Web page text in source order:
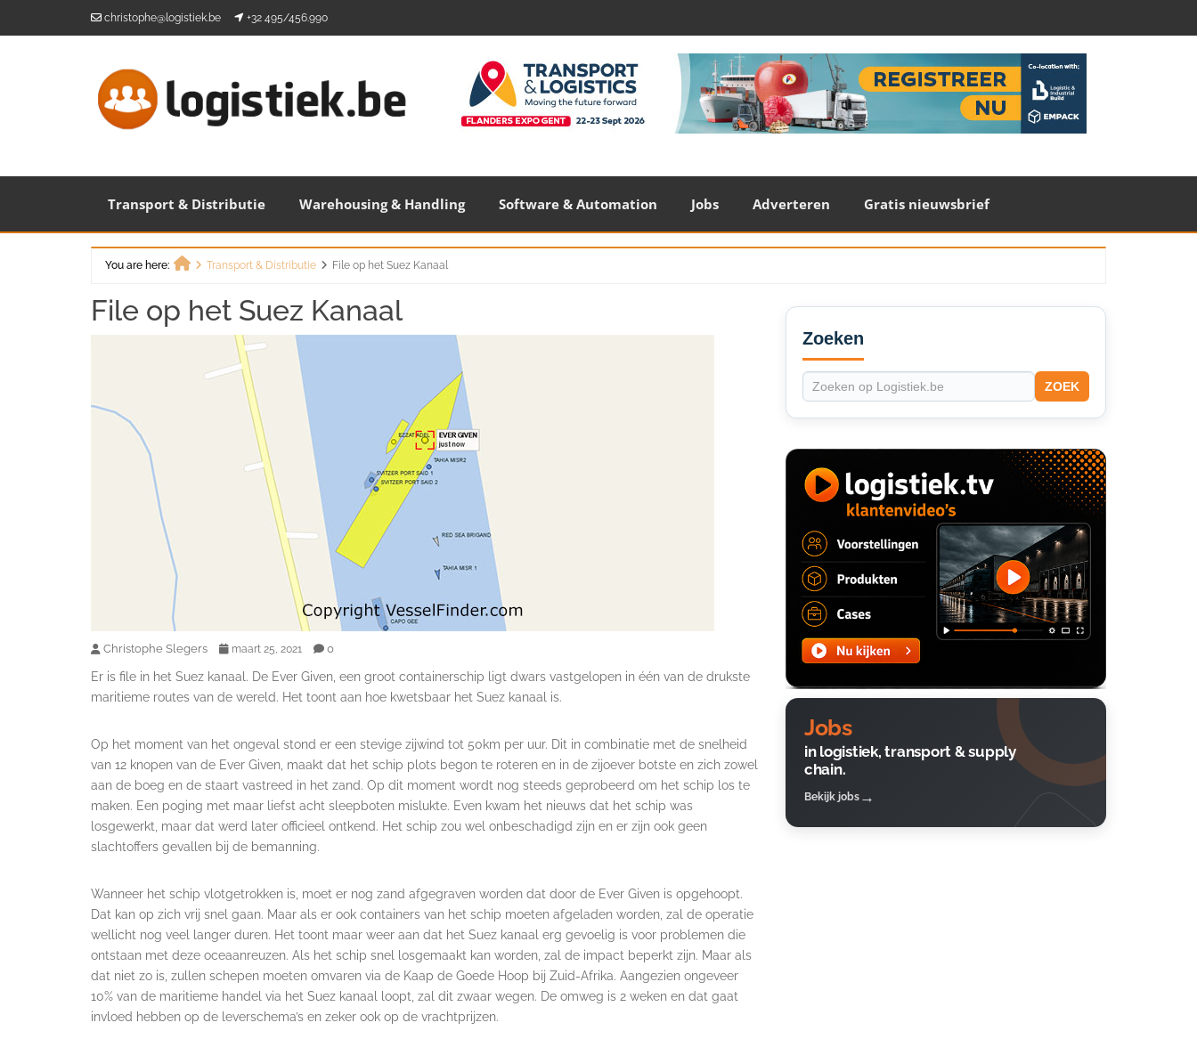
christophe@logistiek.be +32 495/456.990
Transport & Distributie Warehousing & Handling Software & Automation Jobs Adverteren Gratis nieuwsbrief
You are here:
Transport & Distributie File op het Suez Kanaal
File op het Suez Kanaal
Christophe Slegers maart 25, 2021 0
Er is file in het Suez kanaal. De Ever Given, een groot containerschip ligt dwars vastgelopen in één van de drukste
maritieme routes van de wereld. Het toont aan hoe kwetsbaar het Suez kanaal is.
Op het moment van het ongeval stond er een stevige zijwind tot 50km per uur. Dit in combinatie met de snelheid
van 12 knopen van de Ever Given, maakt dat het schip plots begon te roteren en in de zijoever botste en zich zowel
aan de boeg en de staart vastreed in het zand. Op dit moment wordt nog steeds geprobeerd om het schip los te
maken. Een poging met maar liefst acht sleepboten mislukte. Even kwam het nieuws dat het schip was
losgewerkt, maar dat werd later officieel ontkend. Het schip zou wel onbeschadigd zijn en er zijn ook geen
slachtoffers gevallen bij de bemanning.
Wanneer het schip vlotgetrokken is, moet er nog zand afgegraven worden dat door de Ever Given is opgehoopt.
Dat kan op zich vrij snel gaan. Maar als er ook containers van het schip moeten afgeladen worden, zal de operatie
wellicht nog veel langer duren. Het toont maar weer aan dat het Suez kanaal erg gevoelig is voor problemen die
ontstaan met deze oceaanreuzen. Als het schip snel losgemaakt kan worden, zal de impact beperkt zijn. Maar als
dat niet zo is, zullen schepen moeten omvaren via de Kaap de Goede Hoop bij Zuid-Afrika. Aangezien ongeveer
10% van de maritieme handel via het Suez kanaal loopt, zal dit zwaar wegen. De omweg is 2 weken en dat gaat
invloed hebben op de leverschema’s en zeker ook op de vrachtprijzen.
Secondary
Sidebar
Zoeken
ZOEK
Jobs
in logistiek, transport & supply
chain.
Bekijk jobs